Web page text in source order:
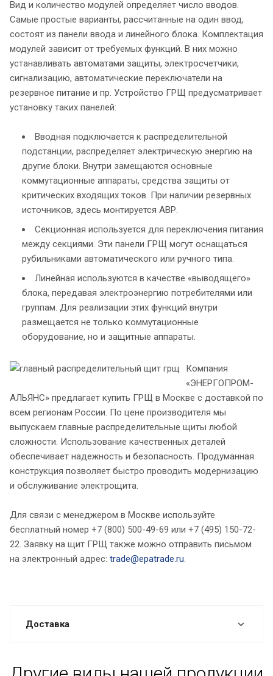
Вид и количество модулей определяет число вводов.
Самые простые варианты, рассчитанные на один ввод,
состоят из панели ввода и линейного блока. Комплектация
модулей зависит от требуемых функций. В них можно
устанавливать автоматами защиты, электросчетчики,
сигнализацию, автоматические переключатели на
резервное питание и пр. Устройство ГРЩ предусматривает
установку таких панелей:
Вводная подключается к распределительной
подстанции, распределяет электрическую энергию на
другие блоки. Внутри замещаются основные
коммутационные аппараты, средства защиты от
критических входящих токов. При наличии резервных
источников, здесь монтируется АВР.
Секционная используется для переключения питания
между секциями. Эти панели ГРЩ могут оснащаться
рубильниками автоматического или ручного типа.
Линейная используются в качестве «выводящего»
блока, передавая электроэнергию потребителями или
группам. Для реализации этих функций внутри
размещается не только коммутационные
оборудование, но и защитные аппараты.
Компания
«ЭНЕРГОПРОМ-
АЛЬЯНС» предлагает купить ГРЩ в Москве с доставкой по
всем регионам России. По цене производителя мы
выпускаем главные распределительные щиты любой
сложности. Использование качественных деталей
обеспечивает надежность и безопасность. Продуманная
конструкция позволяет быстро проводить модернизацию
и обслуживание электрощита.
Для связи с менеджером в Москве используйте
бесплатный номер +7 (800) 500-49-69 или +7 (495) 150-72-
22. Заявку на щит ГРЩ также можно отправить письмом
на электронный адрес: trade@epatrade.ru.
Доставка